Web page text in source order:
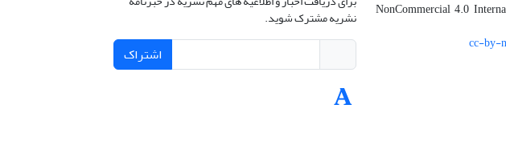
NonCommercial 4.0 نشریه مشترک شوید.
اشتراک